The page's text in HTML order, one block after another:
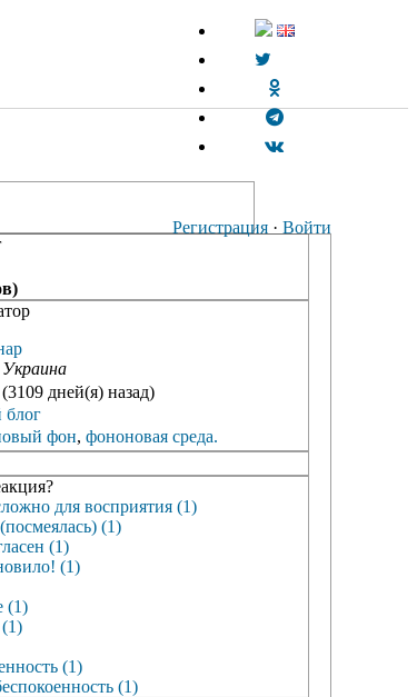
Регистрация · Войти
Украина
дней(я) назад)
блог
фон, фононовая среда.
для восприятия (1)
(1)
(1)
(1)
(1)
(1)
(1)